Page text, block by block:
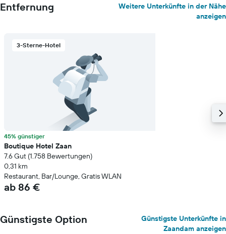
Entfernung
Weitere Unterkünfte in der Nähe
anzeigen
3-Sterne-Hotel
45% günstiger
Boutique Hotel Zaan
7.6 Gut (1.758 Bewertungen)
0,31 km
Restaurant, Bar/Lounge, Gratis WLAN
ab 86 €
Günstigste Option
Günstigste Unterkünfte in
Zaandam anzeigen